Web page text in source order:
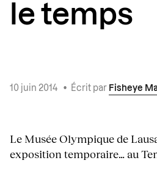
le temps
10 juin 2014 • Écrit par Fisheye
Le Musée Olympique de
exposition temporaire… au